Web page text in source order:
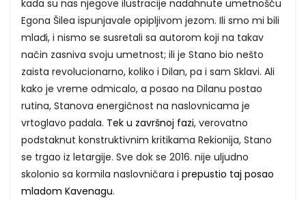
kada su nas njegove ilustracije nadahnute umetnošću
Egona Šilea ispunjavale opipljivom jezom. Ili smo mi bili
mlađi, i nismo se susretali sa autorom koji na takav
način zasniva svoju umetnost; ili je Stano bio nešto
zaista revolucionarno, koliko i Dilan, pa i sam Sklavi. Ali
kako je vreme odmicalo, a posao na Dilanu postao
rutina, Stanova energičnost na naslovnicama je
vrtoglavo padala. Tek u završnoj fazi, verovatno
podstaknut konstruktivnim kritikama Rekionija, Stano
se trgao iz letargije. Sve dok se 2016. nije uljudno
skolonio sa kormila naslovničara i prepustio taj posao
mladom Kavenagu.